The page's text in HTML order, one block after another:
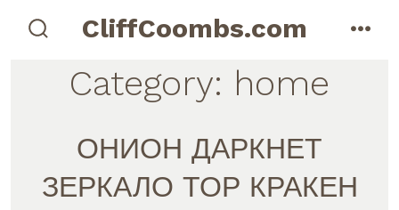
CliffCoombs.com
Category: home
ОНИОН ДАРКНЕТ
ЗЕРКАЛО ТОР КРАКЕН